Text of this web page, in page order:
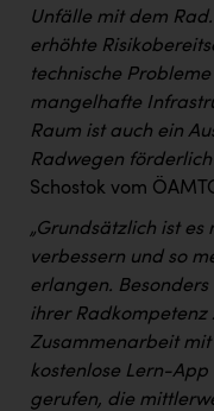
Unfälle mit dem
erhöhte
technische
mangelhafte
Raum ist auch ein
Radwegen
Schostok vom
„Grundsätzlich ist es
verbessern und so
erlangen.
ihrer Radkompetenz
Zusammenarbeit
kostenlose Lern-
gerufen, die